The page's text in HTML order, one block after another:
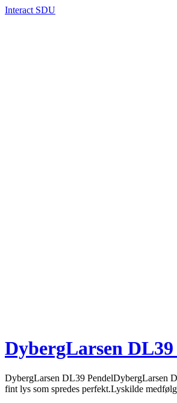
Interact SDU
DybergLarsen
DybergLarsen DL39 PendelDybergLarsen
fint lys som spredes perfekt.Lyskilde